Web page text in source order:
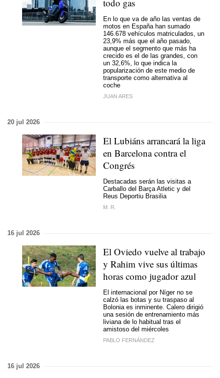
todo gas
En lo que va de año las ventas de
motos en España han sumado
146.678 vehículos matriculados, un
23,9% más que el año pasado,
aunque el segmento que más ha
crecido es el de las grandes, con
un 32,6%, lo que indica la
popularización de este medio de
transporte como alternativa al
coche
JUAN ARES
20 jul 2026
El Lubiáns arrancará la liga
en Barcelona contra el
Congrés
Destacadas serán las visitas a
Carballo del Barça Atletic y del
Reus Deportiu Brasilia
M. R.
16 jul 2026
El Oviedo vuelve al trabajo
y Rahim vive sus últimas
horas como jugador azul
El internacional por Níger no se
calzó las botas y su traspaso al
Bolonia es inminente. Calero dirigió
una sesión de entrenamiento más
liviana de lo habitual tras el
amistoso del miércoles
PABLO FERNÁNDEZ
16 jul 2026